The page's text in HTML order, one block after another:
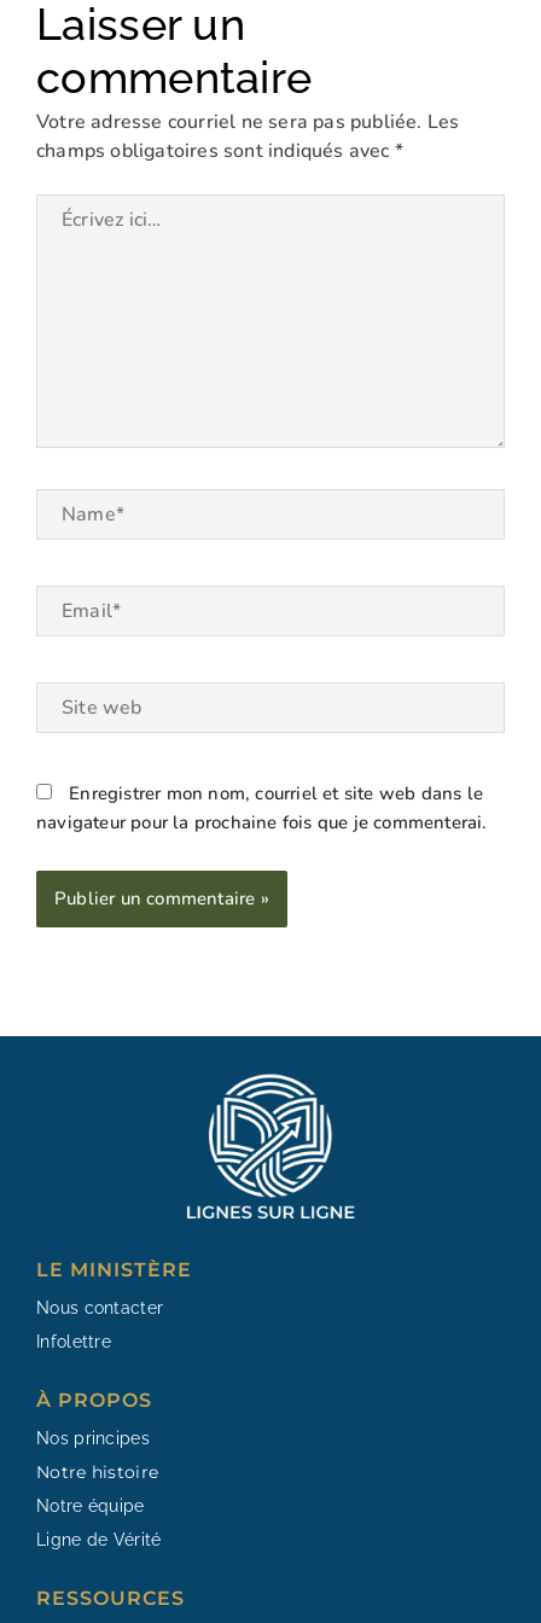
Laisser un
commentaire
Votre adresse courriel ne sera pas publiée. Les
champs obligatoires sont indiqués avec *
Écrivez
Name*
Email*
Site
Enregistrer mon nom, courriel et site web dans le
navigateur pour la prochaine fois que je commenterai.
LE MINISTÈRE
Nous contacter
Infolettre
À PROPOS
Nos principes
Notre histoire
Notre équipe
Ligne de Vérité
RESSOURCES​